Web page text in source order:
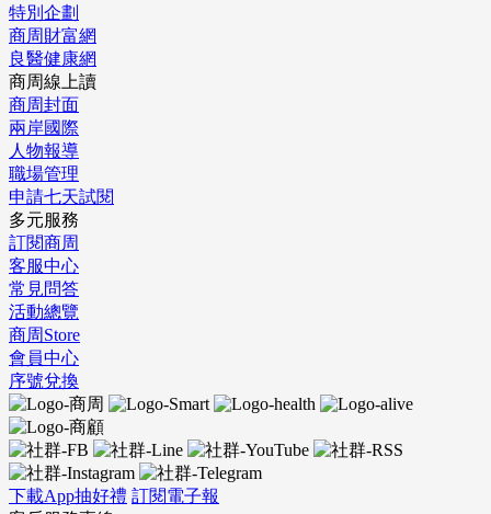
特別企劃
商周財富網
良醫健康網
商周線上讀
商周封面
兩岸國際
人物報導
職場管理
申請七天試閱
多元服務
訂閱商周
客服中心
常見問答
活動總覽
商周Store
會員中心
序號兌換
下載App抽好禮 訂閱電子報